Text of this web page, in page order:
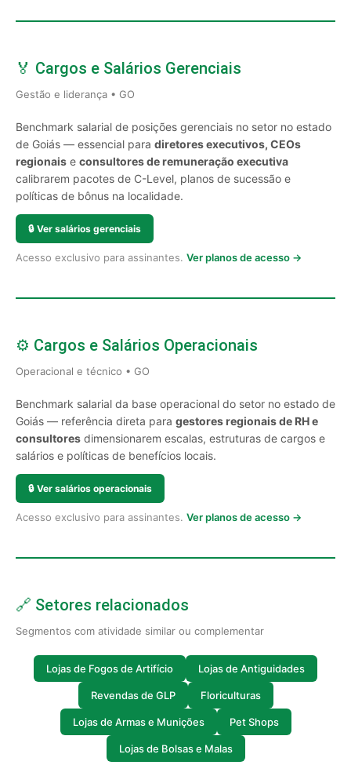
🏅 Cargos e Salários Gerenciais
Gestão e liderança • GO
Benchmark salarial de posições gerenciais no setor no estado
de Goiás — essencial para diretores executivos, CEOs
regionais e consultores de remuneração executiva
calibrarem pacotes de C-Level, planos de sucessão e
políticas de bônus na localidade.
🔒 Ver salários gerenciais
Acesso exclusivo para assinantes. Ver planos de acesso →
⚙️ Cargos e Salários Operacionais
Operacional e técnico • GO
Benchmark salarial da base operacional do setor no estado de
Goiás — referência direta para gestores regionais de RH e
consultores dimensionarem escalas, estruturas de cargos e
salários e políticas de benefícios locais.
🔒 Ver salários operacionais
Acesso exclusivo para assinantes. Ver planos de acesso →
🔗 Setores relacionados
Segmentos com atividade similar ou complementar
Lojas de Fogos de Artifício Lojas de Antiguidades
Revendas de GLP Floriculturas
Lojas de Armas e Munições Pet Shops
Lojas de Bolsas e Malas